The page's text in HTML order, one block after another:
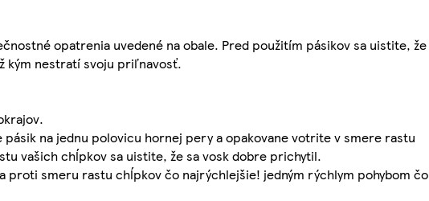
opatrenia uvedené na obale. Pred použitím pásikov sa uistite, že
kým nestratí svoju priľnavosť.
na jednu polovicu hornej pery a opakovane votrite v smere rastu
vašich chĺpkov sa uistite, že sa vosk dobre prichytil.
proti smeru rastu chĺpkov čo najrýchlejšie! jedným rýchlym pohybom čo